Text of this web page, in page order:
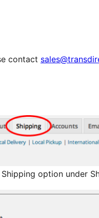
contact
option under